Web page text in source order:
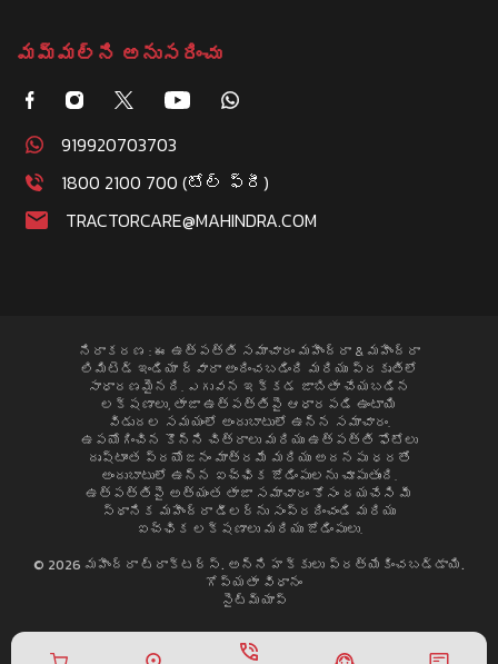
మమ్మల్ని అనుసరించు
919920703703
1800 2100 700 (టోల్ ఫ్రీ)
TRACTORCARE@MAHINDRA.COM
నిరాకరణ : ఈ ఉత్పత్తి సమాచారం మహీంద్రా & మహీంద్రా
లిమిటెడ్ ఇండియా ద్వారా అందించబడింది మరియు ప్రకృతిలో
సాధారణమైనది. ఎగువన ఇక్కడ జాబితా చేయబడిన
లక్షణాలు, తాజా ఉత్పత్తిపై ఆధారపడి ఉంటాయి
విడుదల సమయంలో అందుబాటులో ఉన్న సమాచారం.
ఉపయోగించిన కొన్ని చిత్రాలు మరియు ఉత్పత్తి ఫోటోలు
దృష్టాంత ప్రయోజనం మాత్రమే మరియు అదనపు ధరతో
అందుబాటులో ఉన్న ఐచ్ఛిక జోడింపులను చూపుతుంది.
ఉత్పత్తిపై అత్యంత తాజా సమాచారం కోసం దయచేసి మీ
స్థానిక మహీంద్రా డీలర్ను సంప్రదించండి మరియు
ఐచ్ఛిక లక్షణాలు మరియు జోడింపులు.
© 2026 మహీంద్రా ట్రాక్టర్స్. అన్ని హక్కులు ప్రత్యేకించబడ్డాయి.
గోప్యతా విధానం
సైట్మ్యాప్